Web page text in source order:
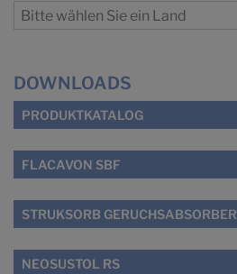
DOWNLOADS
PRODUKTKATALOG
FLACAVON SBF
STRUKSORB GERUCHSABSORBER
NEOSUSTOL RS